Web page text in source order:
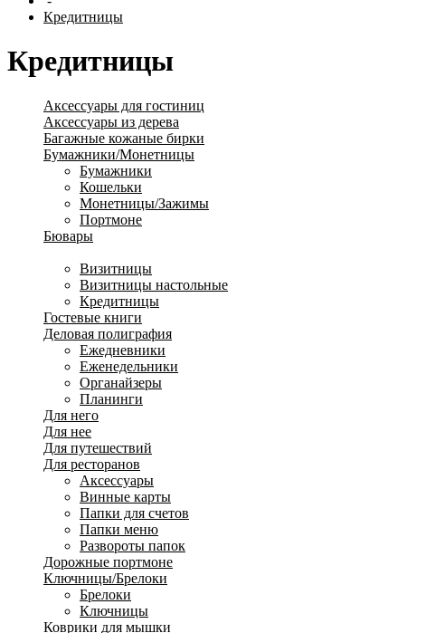
Кредитницы
Кредитницы
Аксессуары для гостиниц
Аксессуары из дерева
Багажные кожаные бирки
Бумажники/Монетницы
Бумажники
Кошельки
Монетницы/Зажимы
Портмоне
Бювары
Визитницы
Визитницы настольные
Кредитницы
Гостевые книги
Деловая полиграфия
Ежедневники
Еженедельники
Органайзеры
Планинги
Для него
Для нее
Для путешествий
Для ресторанов
Аксессуары
Винные карты
Папки для счетов
Папки меню
Развороты папок
Дорожные портмоне
Ключницы/Брелоки
Брелоки
Ключницы
Коврики для мышки